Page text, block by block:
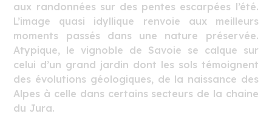
aux randonnées sur des pentes escarpées l’été.
L’image quasi idyllique renvoie aux meilleurs
moments passés dans une nature préservée.
Atypique, le vignoble de Savoie se calque sur
celui d’un grand jardin dont les sols témoignent
des évolutions géologiques, de la naissance des
Alpes à celle dans certains secteurs de la chaine
du Jura.